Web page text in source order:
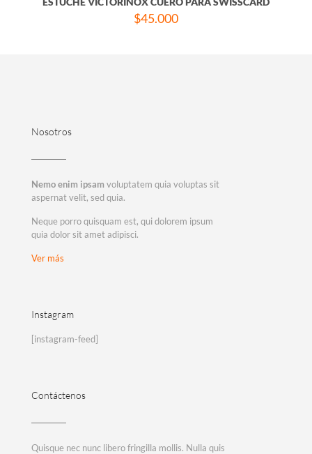
$45.000
Nosotros
Nemo enim ipsam voluptatem quia voluptas sit
aspernat velit, sed quia.
Neque porro quisquam est, qui dolorem ipsum
quia dolor sit amet adipisci.
Ver más
Instagram
[instagram-feed]
Contáctenos
Quisque nec nunc libero fringilla mollis. Nulla quis